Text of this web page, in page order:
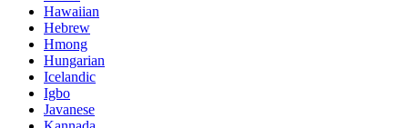
Hawaiian
Hebrew
Hmong
Hungarian
Icelandic
Igbo
Javanese